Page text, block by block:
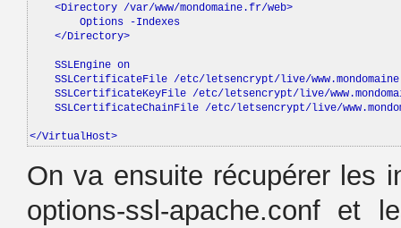
    <Directory /var/www/mondomaine.fr/web>
        Options -Indexes
    </Directory>
    SSLEngine on
SSLCertificateFile /etc/letsencrypt/live/
SSLCertificateKeyFile /etc/letsencrypt/live/
SSLCertificateChainFile /etc/letsencrypt/live/
</VirtualHost>
On va ensuite récupérer les
options-ssl-apache.conf et